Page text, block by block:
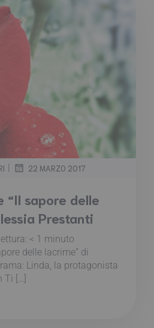
| 22 MARZO 2017
“Il sapore delle
Prestanti
< 1 minuto
delle lacrime” di
Linda, la protagonista
Ti […]